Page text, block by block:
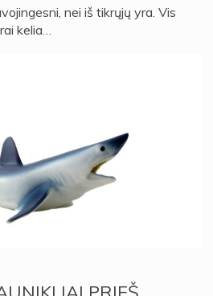
nei iš tikrųjų yra. Vis
kelia…